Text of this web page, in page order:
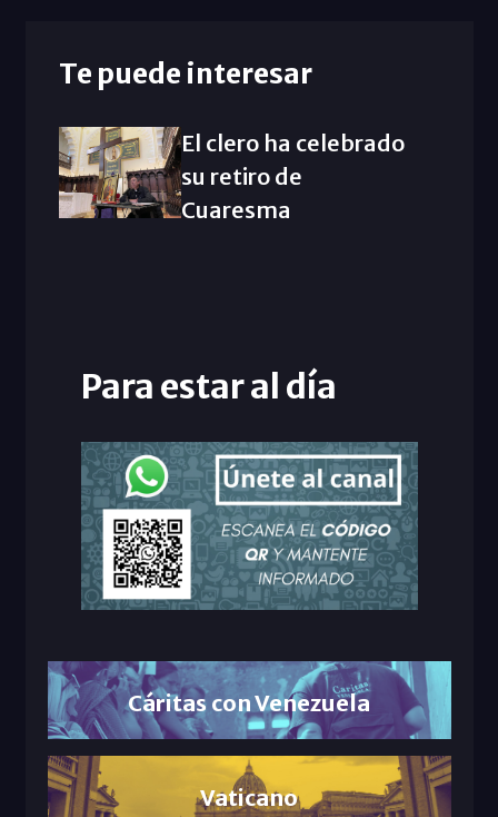
Te puede interesar
El clero ha celebrado
su retiro de
Cuaresma
Para estar al día
Cáritas con Venezuela
Vaticano